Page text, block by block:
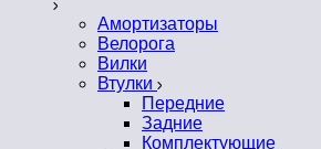
Амортизаторы
Велорога
Вилки
Втулки
Передние
Задние
Комплектующие